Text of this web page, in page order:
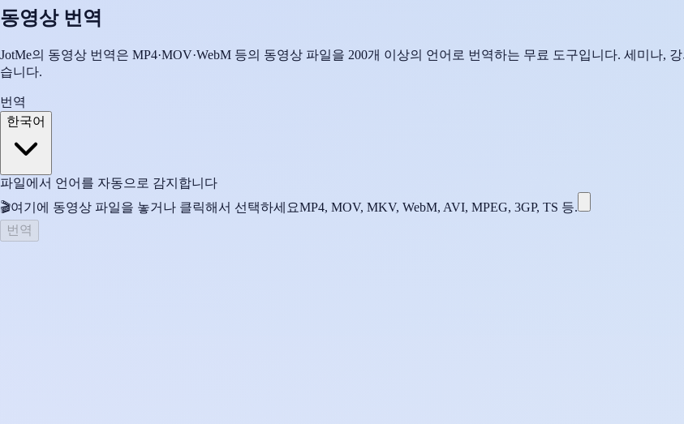
동영상 번역
JotMe의 동영상 번역은 MP4·MOV·WebM 등의 동영상 파일을 200개 이상의 언어로 번역하는 무료 도구입니다. 세미나,
습니다.
번역
한국어
파일에서 언어를 자동으로 감지합니다
🎬여기에 동영상 파일을 놓거나 클릭해서 선택하세요MP4, MOV, MKV, WebM, AVI, MPEG, 3GP, TS 등.
번역